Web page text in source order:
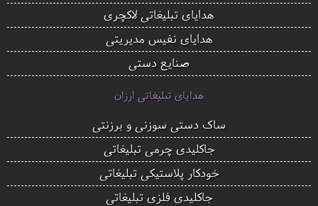
هدایای تبلیغاتی لاکچری
هدایای نفیس مدیریتی
صنایع دستی
هدایای تبلیغاتی ارزان
ساک دستی سوزنی و برزنتی
جاکلیدی چرمی تبلیغاتی
خودکار پلاستیکی تبلیغاتی
جاکلیدی فلزی تبلیغاتی